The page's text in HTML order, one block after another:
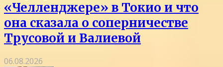
«Челленджере» в Токио и что
она сказала о соперничестве
Трусовой и Валиевой
06.08.2026